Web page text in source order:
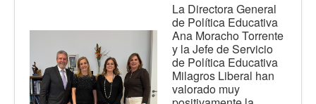
La Directora General
de Política Educativa
Ana Moracho Torrente
y la Jefe de Servicio
de Política Educativa
Milagros Liberal han
valorado muy